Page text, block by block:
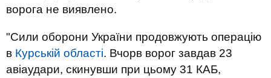
ворога не виявлено.
"Сили оборони України продовжують операцію
в Курській області. Вчорв ворог завдав 23
авіаудари, скинувши при цьому 31 КАБ,